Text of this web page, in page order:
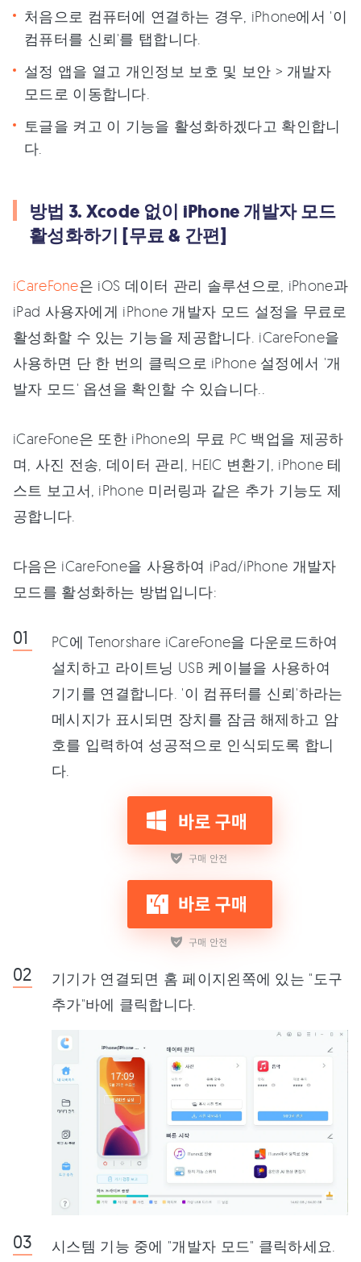
처음으로 컴퓨터에 연결하는 경우, iPhone에서 '이
컴퓨터를 신뢰'를 탭합니다.
설정 앱을 열고 개인정보 보호 및 보안 > 개발자
모드로 이동합니다.
토글을 켜고 이 기능을 활성화하겠다고 확인합니
다.
방법 3. Xcode 없이 iPhone 개발자 모드
활성화하기 [무료 & 간편]
iCareFone은 iOS 데이터 관리 솔루션으로, iPhone과
iPad 사용자에게 iPhone 개발자 모드 설정을 무료로
활성화할 수 있는 기능을 제공합니다. iCareFone을
사용하면 단 한 번의 클릭으로 iPhone 설정에서 '개
발자 모드' 옵션을 확인할 수 있습니다..
iCareFone은 또한 iPhone의 무료 PC 백업을 제공하
며, 사진 전송, 데이터 관리, HEIC 변환기, iPhone 테
스트 보고서, iPhone 미러링과 같은 추가 기능도 제
공합니다.
다음은 iCareFone을 사용하여 iPad/iPhone 개발자
모드를 활성화하는 방법입니다:
PC에 Tenorshare iCareFone을 다운로드하여
설치하고 라이트닝 USB 케이블을 사용하여
기기를 연결합니다. '이 컴퓨터를 신뢰'하라는
메시지가 표시되면 장치를 잠금 해제하고 암
호를 입력하여 성공적으로 인식되도록 합니
다.
기기가 연결되면 홈 페이지왼쪽에 있는 "도구
추가"바에 클릭합니다.
시스템 기능 중에 "개발자 모드" 클릭하세요.